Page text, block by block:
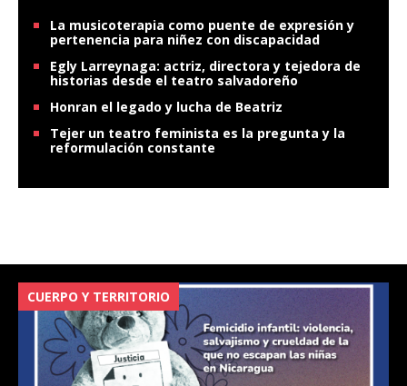
La musicoterapia como puente de expresión y
pertenencia para niñez con discapacidad
Egly Larreynaga: actriz, directora y tejedora de
historias desde el teatro salvadoreño
Honran el legado y lucha de Beatriz
Tejer un teatro feminista es la pregunta y la
reformulación constante
CUERPO Y TERRITORIO